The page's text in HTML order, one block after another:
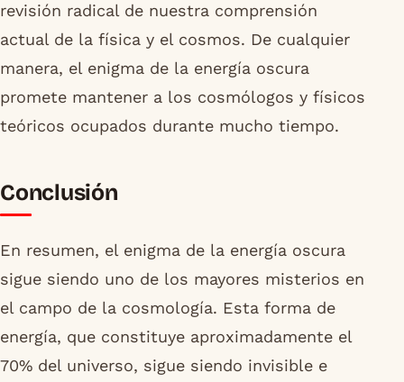
revisión radical de nuestra comprensión
actual de la física y el cosmos. De cualquier
manera, el enigma de la energía oscura
promete mantener a los cosmólogos y físicos
teóricos ocupados durante mucho tiempo.
Conclusión
En resumen, el enigma de la energía oscura
sigue siendo uno de los mayores misterios en
el campo de la cosmología. Esta forma de
energía, que constituye aproximadamente el
70% del universo, sigue siendo invisible e